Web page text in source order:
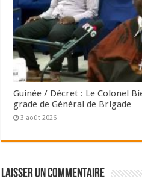
Guinée / Décret : Le Colonel
grade de Général de Brigade
3 août 2026
Laisser un commentaire